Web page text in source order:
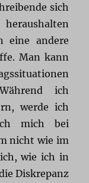
sich
eine andere
Man kann
ich
werde ich
mich bei
nicht wie im
wie ich in
Diskrepanz